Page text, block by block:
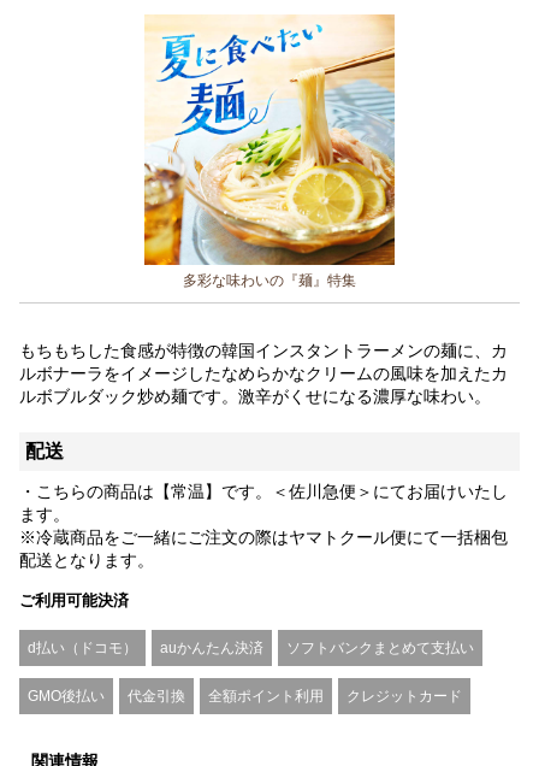
多彩な味わいの『麺』特集
もちもちした食感が特徴の韓国インスタントラーメンの麺に、カ
ルボナーラをイメージしたなめらかなクリームの風味を加えたカ
ルボブルダック炒め麺です。激辛がくせになる濃厚な味わい。
配送
・こちらの商品は【常温】です。＜佐川急便＞にてお届けいたし
ます。
※冷蔵商品をご一緒にご注文の際はヤマトクール便にて一括梱包
配送となります。
ご利用可能決済
d払い（ドコモ） auかんたん決済 ソフトバンクまとめて支払い
GMO後払い 代金引換 全額ポイント利用 クレジットカード
関連情報